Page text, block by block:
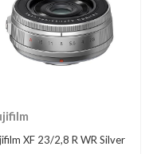
XF 23/2,8 R WR Silver